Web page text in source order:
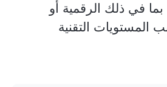
بما في ذلك الرقمية أو
المستويات التقنية